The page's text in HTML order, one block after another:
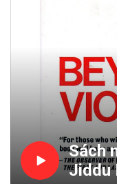
thế nào trong mỗi
lại đau khổ, thảm
tất cả điều đó. Và
sống một cuộc
thừa tình yêu – tất
phải làm gì?”
hợp audio và sách
https://
Sách
Jiddu